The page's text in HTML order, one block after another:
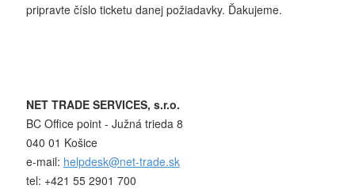
pripravte číslo ticketu danej požiadavky. Ďakujeme.
NET TRADE SERVICES, s.r.o.
BC Office point - Južná trieda 8
040 01 Košice
e-mail: helpdesk@net-trade.sk
tel: +421 55 2901 700